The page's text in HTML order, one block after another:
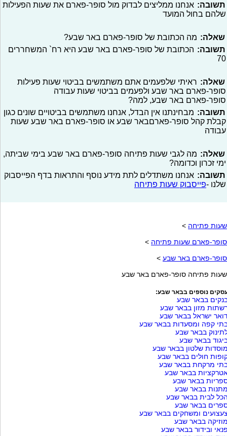
תשובה: אנחנו ממליצים לבדוק מול סופר-פארם את שעות הפעילות
שלהם בחול המועד
שאלה: מה הכתובת של סופר-פארם באר שבע?
תשובה: הכתובת של סופר-פארם באר שבע היא רח` המשחררים
70
שאלה: ראיתי שלפעמים אתם משתמשים בביטוי שעות פעילות
סופר-פארם באר שבע ולפעמים בביטוי שעות עבודה
סופר-פארם באר שבע, למה?
תשובה: מבחינתנו אין הבדל, אנחנו משתמשים בביטויים שונים כגון
קבלת קהל סופר-פארםבאר שבע או סופר-פארם באר שבע שעות
עבודה
שאלה: מה לגבי שעות פתיחה סופר-פארם באר שבע בימי שביתה,
ימי זכרון וכדומה?
תשובה: אנחנו משתדלים לתת מידע נוסף והתראות בדף הפייסבוק
שלנו -פייסבוק שעות פתיחה
שעות פתיחה >
סופר-פארם שעות פתיחה >
סופר-פארם באר שבע >
שעות פתיחה סופר-פארם באר שבע
נוספים בבאר שבע:
בבאר שבע
מזון בבאר שבע
ישראל בבאר שבע
קפה ומסעדות בבאר שבע
בבאר שבע
בבאר שבע
שלטון בבאר שבע
חולים בבאר שבע
מרקחת בבאר שבע
בבאר שבע
בבאר שבע
בבאר שבע
לבית בבאר שבע
בבאר שבע
ומשחקים בבאר שבע
בבאר שבע
ובידור בבאר שבע